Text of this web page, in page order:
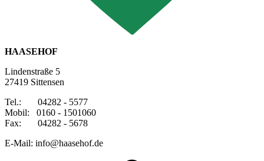
HAASEHOF
Lindenstraße 5
27419 Sittensen
Tel.: 04282 - 5577
Mobil: 0160 - 1501060
Fax: 04282 - 5678
E-Mail: info@haasehof.de